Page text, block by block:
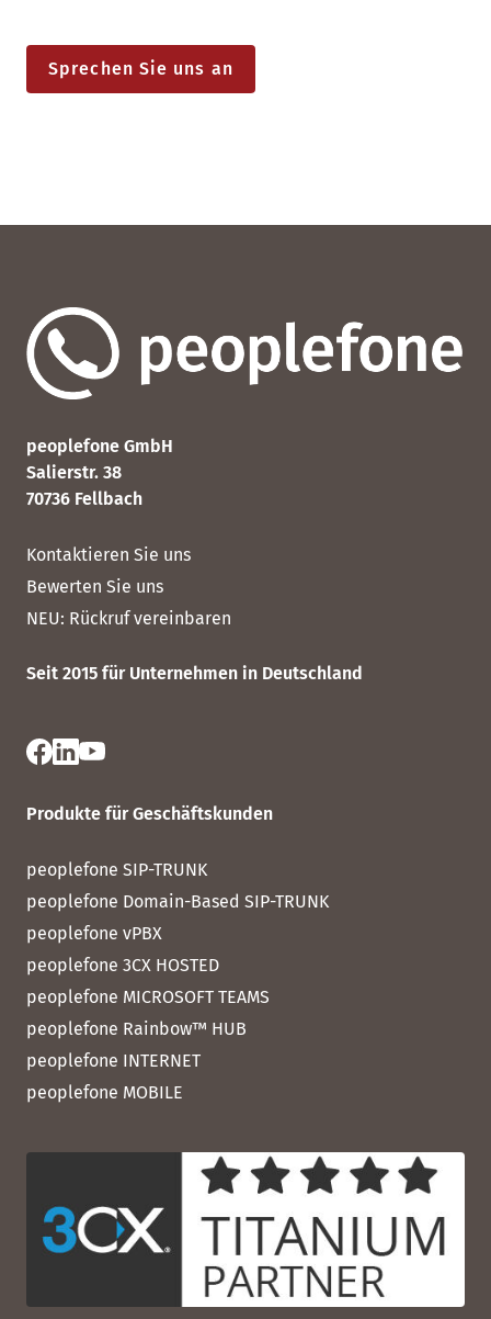
Sprechen Sie uns an
peoplefone GmbH
Salierstr. 38
70736 Fellbach
Kontaktieren Sie uns
Bewerten Sie uns
NEU: Rückruf vereinbaren
Seit 2015 für Unternehmen in Deutschland
Produkte für Geschäftskunden
peoplefone SIP-TRUNK
peoplefone Domain-Based SIP-TRUNK
peoplefone vPBX
peoplefone 3CX HOSTED
peoplefone MICROSOFT TEAMS
peoplefone Rainbow™ HUB
peoplefone INTERNET
peoplefone MOBILE